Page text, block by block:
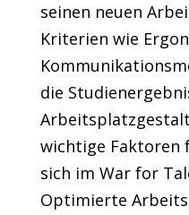
seinen neuen
Kriterien wie
die
wichtige Faktoren
sich im War for
Optimierte